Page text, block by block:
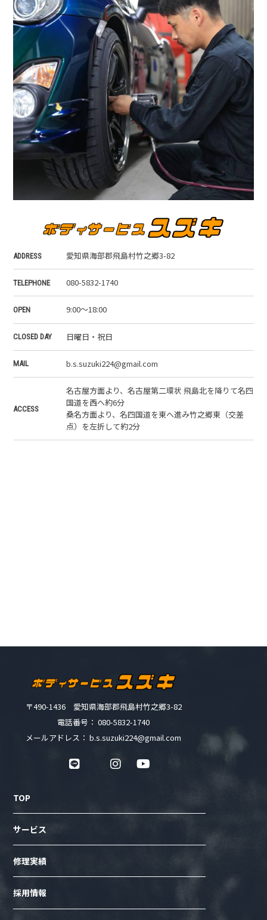
ADDRESS 愛知県海部郡飛島村竹之郷3-82
TELEPHONE 080-5832-1740
OPEN 9:00～18:00
CLOSED DAY 日曜日・祝日
MAIL b.s.suzuki224@gmail.com
ACCESS
名古屋方面より、名古屋第二環状 飛島北を降りて名四
国道を西へ約6分
桑名方面より、名四国道を東へ進み竹之郷東（交差
点）を左折して約2分
〒490-1436 愛知県海部郡飛島村竹之郷3-82
電話番号： 080-5832-1740
メールアドレス： b.s.suzuki224@gmail.com
TOP
サービス
修理実績
採用情報